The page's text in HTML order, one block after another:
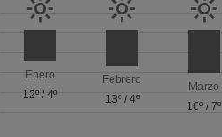
Enero
12º/4º
Febrero
13º/ 4º
Marzo
16º /7º